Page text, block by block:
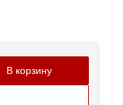
В корзину